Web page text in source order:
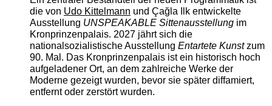
die von Udo Kittelmann und Çağla Ilk entwickelte
Ausstellung UNSPEAKABLE Sittenausstellungim
Kronprinzenpalais. 2027 jährt sich die
nationalsozialistische Ausstellung Entartete Kunstzum
90. Mal. Das Kronprinzenpalais ist ein historisch hoch
aufgeladener Ort, an dem zahlreiche Werke der
Moderne gezeigt wurden, bevor sie später diffamiert,
entfernt oder zerstört wurden.